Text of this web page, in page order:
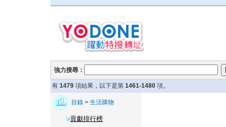
強力搜尋：
有 1479 項結果，以下是第 1461-1480 項。
目錄 > 生活購物
貢獻排行榜